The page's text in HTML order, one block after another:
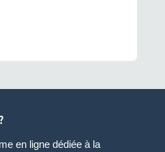
en ligne dédiée à la